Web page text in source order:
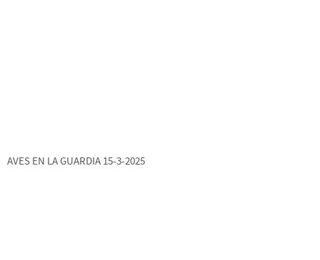
AVES EN LA GUARDIA 15-3-2025